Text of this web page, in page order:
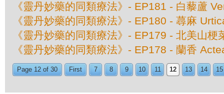
《靈丹妙藥的同類療法》- EP181 - 白藜蘆
《靈丹妙藥的同類療法》- EP180 - 蕁麻
《靈丹妙藥的同類療法》- EP179 - 北美山
《靈丹妙藥的同類療法》- EP178 - 蘭香
Page 12 of 30 First 7 8 9 10 11 12 13 14 15